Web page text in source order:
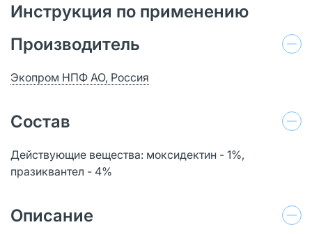
Инструкция по применению
Производитель
Экопром НПФ АО, Россия
Состав
Действующие вещества: моксидектин - 1%,
празиквантел - 4%
Описание